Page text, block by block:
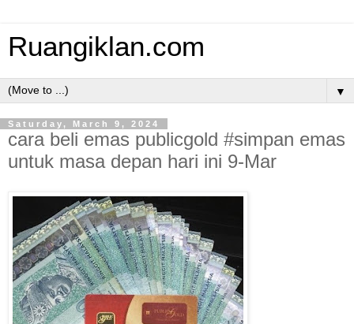
Ruangiklan.com
▼
Saturday, March 9, 2024
cara beli emas publicgold #simpan emas
untuk masa depan hari ini 9-Mar